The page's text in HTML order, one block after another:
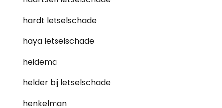
hardt letselschade
haya letselschade
heidema
helder bij letselschade
henkelman